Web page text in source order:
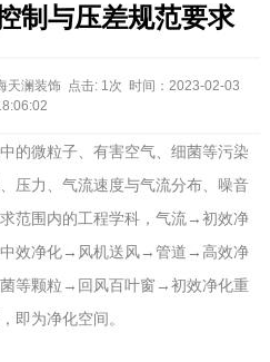
制与压差规范要求
天澜装饰 点击: 1次 时间：2023-02-03
微粒子、有害空气、细菌等污染
压力、气流速度与气流分布、噪音
范围内的工程学科，气流→初效净
效净化→风机送风→管道→高效净
等颗粒→回风百叶窗→初效净化重
即为净化空间。